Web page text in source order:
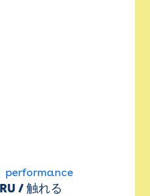
performance
/ 触れる